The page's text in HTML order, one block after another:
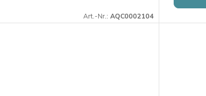
Art.-Nr.: AQC0002104